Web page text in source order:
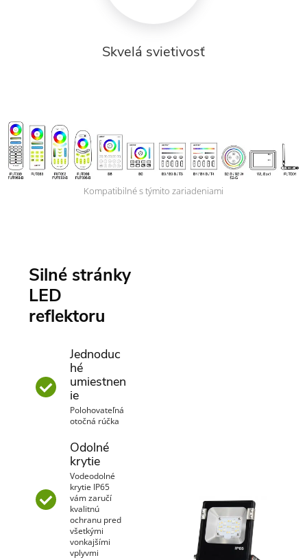
Skvelá svietivosť
Kompatibilné s týmito zariadeniami
Silné stránky
LED
reflektoru
Jednoduc
hé
umiestnen
ie
Polohovateľná
otočná rúčka
Odolné
krytie
Vodeodolné
krytie IP65
vám zaručí
kvalitnú
ochranu pred
všetkými
vonkajšími
vplyvmi